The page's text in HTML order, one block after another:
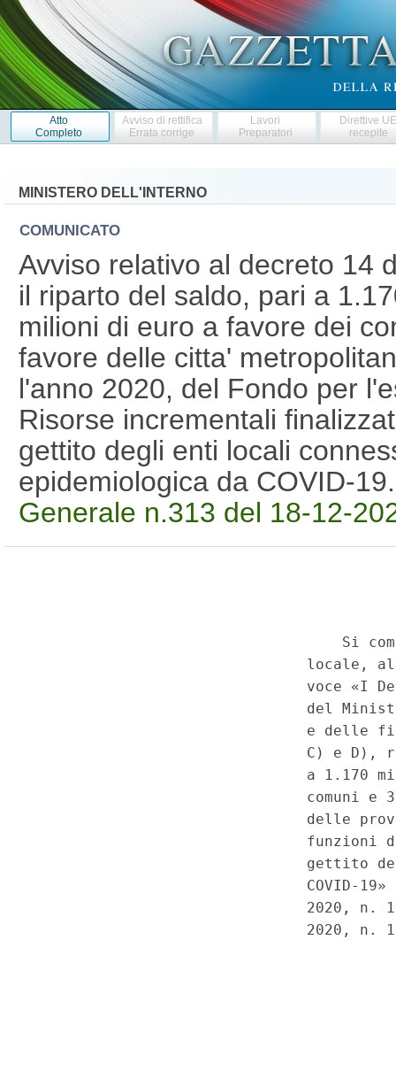
Atto
Completo
Avviso di rettifica
Errata corrige
Lavori
Preparatori
Direttive
recepite
MINISTERO DELL'INTERNO
COMUNICATO
Avviso relativo al decreto 14
il riparto del saldo, pari a
milioni di euro a favore dei
favore delle citta'
l'anno 2020, del Fondo per
Risorse incrementali
gettito degli enti locali
epidemiologica da COVID-
Generale n.313 del 18-12-